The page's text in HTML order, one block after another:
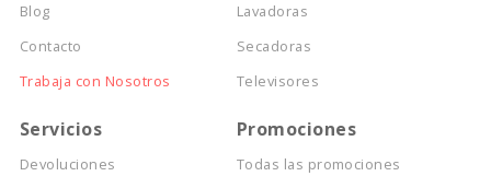
Blog
Contacto
Trabaja con Nosotros
Lavadoras
Secadoras
Televisores
Servicios
Devoluciones
Promociones
Todas las promociones